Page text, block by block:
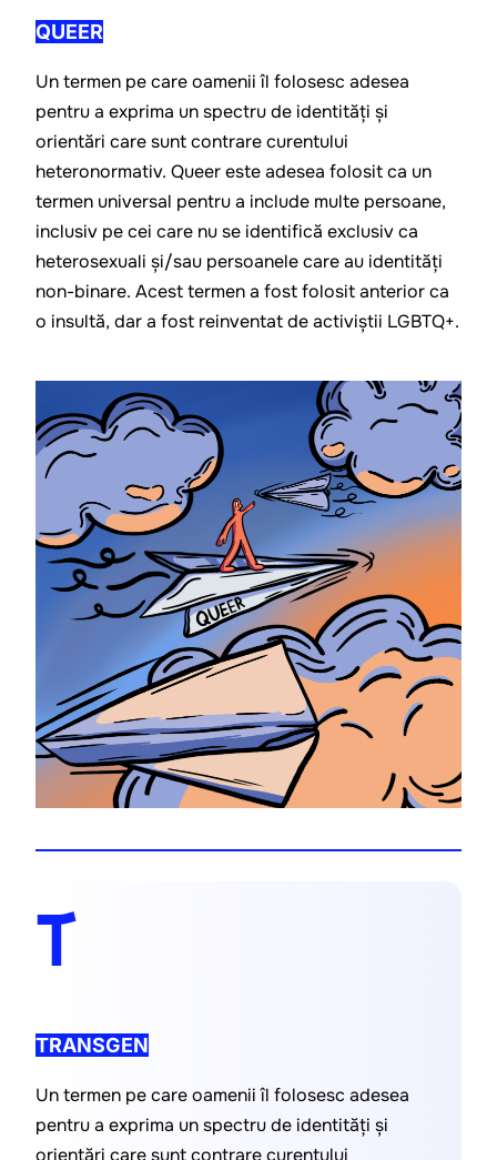
QUEER
Un termen pe care oamenii îl folosesc adesea
pentru a exprima un spectru de identități și
orientări care sunt contrare curentului
heteronormativ. Queer este adesea folosit ca un
termen universal pentru a include multe persoane,
inclusiv pe cei care nu se identifică exclusiv ca
heterosexuali și/sau persoanele care au identități
non-binare. Acest termen a fost folosit anterior ca
o insultă, dar a fost reinventat de activiștii LGBTQ+.
T
TRANSGEN
Un termen pe care oamenii îl folosesc adesea
pentru a exprima un spectru de identități și
orientări care sunt contrare curentului